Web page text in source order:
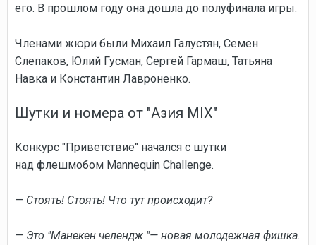
его. В прошлом году она дошла до полуфинала игры.
Членами жюри были Михаил Галустян, Семен
Слепаков, Юлий Гусман, Сергей Гармаш, Татьяна
Навка и Константин Лавроненко.
Шутки и номера от "Азия MIX"
Конкурс "Приветствие" начался с шутки
над флешмобом Mannequin Challenge.
— Стоять! Стоять! Что тут происходит?
— Это "Манекен челендж "— новая молодежная фишка.